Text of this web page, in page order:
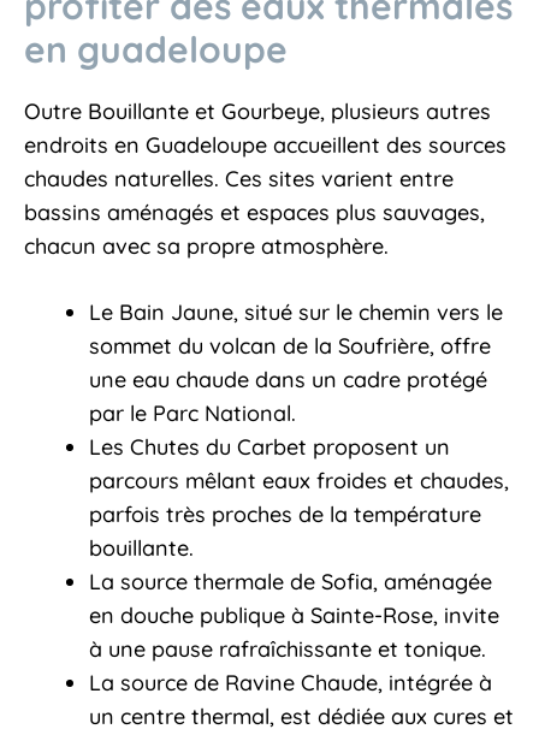
en guadeloupe
Outre Bouillante et Gourbeye, plusieurs autres
endroits en Guadeloupe accueillent des sources
chaudes naturelles. Ces sites varient entre
bassins aménagés et espaces plus sauvages,
chacun avec sa propre atmosphère.
Le Bain Jaune, situé sur le chemin vers le
sommet du volcan de la Soufrière, offre
une eau chaude dans un cadre protégé
par le Parc National.
Les Chutes du Carbet proposent un
parcours mêlant eaux froides et chaudes,
parfois très proches de la température
bouillante.
La source thermale de Sofia, aménagée
en douche publique à Sainte-Rose, invite
à une pause rafraîchissante et tonique.
La source de Ravine Chaude, intégrée à
un centre thermal, est dédiée aux cures et